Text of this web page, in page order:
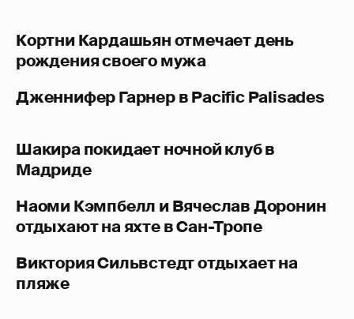
Кортни Кардашьян отмечает день
рождения своего мужа
Дженнифер Гарнер в Pacific Palisades
Шакира покидает ночной клуб в
Мадриде
Наоми Кэмпбелл и Вячеслав Доронин
отдыхают на яхте в Сан-Тропе
Виктория Сильвстедт отдыхает на
пляже